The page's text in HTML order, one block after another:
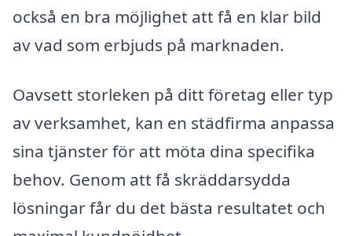
också en bra möjlighet att få en klar bild
av vad som erbjuds på marknaden.
Oavsett storleken på ditt företag eller typ
av verksamhet, kan en städfirma anpassa
sina tjänster för att möta dina specifika
behov. Genom att få skräddarsydda
lösningar får du det bästa resultatet och